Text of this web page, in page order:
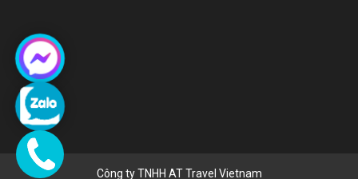
Công ty TNHH AT Travel Vietnam